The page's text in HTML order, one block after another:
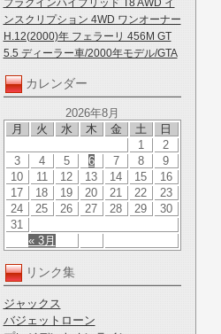
プラグインハイブリッド T8 AWD イ
ンスクリプション 4WD ワンオーナー
H.12(2000)年 フェラーリ 456M GT
5.5 ディーラー車/2000年モデル/GTA
カレンダー
2026年8月
月
火 水 木 金 土 日
« 3月
1
2
3
4 5 6 7 8
9
10
11 12 13 14 15
16
17
18 19 20 21 22
23
24
25 26 27 28 29
30
31
リンク集
ジャックス
バジェットローン